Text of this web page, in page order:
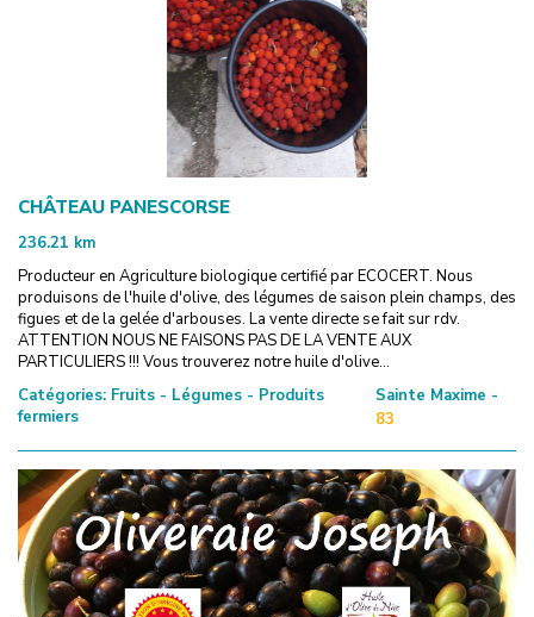
CHÂTEAU PANESCORSE
236.21 km
Producteur en Agriculture biologique certifié par ECOCERT. Nous
produisons de l'huile d'olive, des légumes de saison plein champs, des
figues et de la gelée d'arbouses. La vente directe se fait sur rdv.
ATTENTION NOUS NE FAISONS PAS DE LA VENTE AUX
PARTICULIERS !!! Vous trouverez notre huile d'olive...
Catégories: Fruits - Légumes - Produits
fermiers
Sainte Maxime -
83